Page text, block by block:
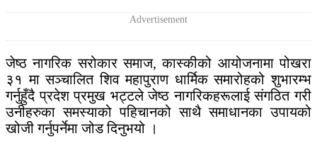
जेष्ठ नागरिक सरोकार समाज, कास्कीको आयोजनामा पोखरा
३१ मा सञ्चालित शिव महापुराण धार्मिक समारोहको शुभारम्भ
गर्नुहुँदै प्रदेश प्रमुख भट्टले जेष्ठ नागरिकहरूलाई संगठित गरी
उनीहरुका समस्याको पहिचानको साथै समाधानका उपायको
खोजी गर्नुपर्नेमा जोड दिनुभयो ।